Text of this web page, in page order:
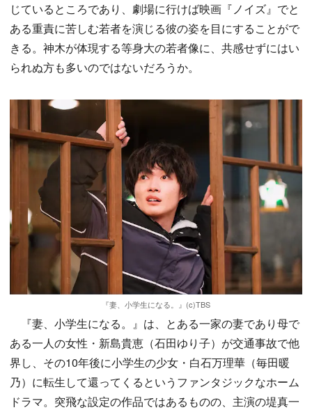
じているところであり、劇場に行けば映画『ノイズ』でと
ある重責に苦しむ若者を演じる彼の姿を目にすることがで
きる。神木が体現する等身大の若者像に、共感せずにはい
られぬ方も多いのではないだろうか。
『妻、小学生になる。』(c)TBS
『妻、小学生になる。』は、とある一家の妻であり母で
ある一人の女性・新島貴恵（石田ゆり子）が交通事故で他
界し、その10年後に小学生の少女・白石万理華（毎田暖
乃）に転生して還ってくるというファンタジックなホーム
ドラマ。突飛な設定の作品ではあるものの、主演の堤真一